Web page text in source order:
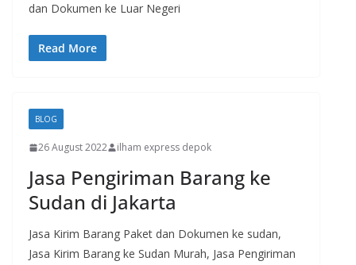
dan Dokumen ke Luar Negeri
Read More
BLOG
26 August 2022 ilham express depok
Jasa Pengiriman Barang ke
Sudan di Jakarta
Jasa Kirim Barang Paket dan Dokumen ke sudan,
Jasa Kirim Barang ke Sudan Murah, Jasa Pengiriman